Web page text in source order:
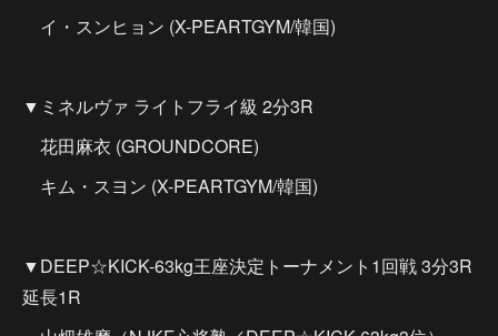
イ・スンヒョン (X-PEARTGYM/韓国)
▼ミネルヴァ ライトフライ級 2分3R
花田麻衣 (GROUNDCORE)
キム・スヨン (X-PEARTGYM/韓国)
▼DEEP☆KICK-63kg王座決定トーナメント1回戦 3分3R
延長1R